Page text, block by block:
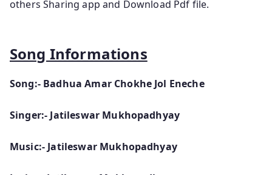
others Sharing app and Download Pdf file.
Song Informations
Song:- Badhua Amar Chokhe Jol Eneche
Singer:- Jatileswar Mukhopadhyay
Music:- Jatileswar Mukhopadhyay